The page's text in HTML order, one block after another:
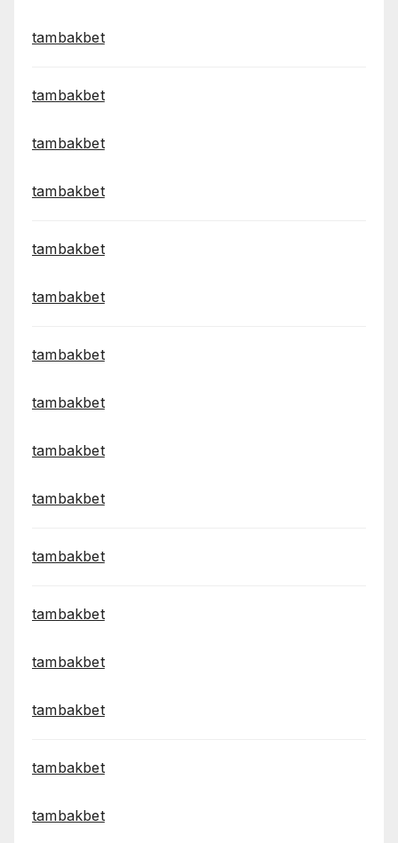
tambakbet
tambakbet
tambakbet
tambakbet
tambakbet
tambakbet
tambakbet
tambakbet
tambakbet
tambakbet
tambakbet
tambakbet
tambakbet
tambakbet
tambakbet
tambakbet